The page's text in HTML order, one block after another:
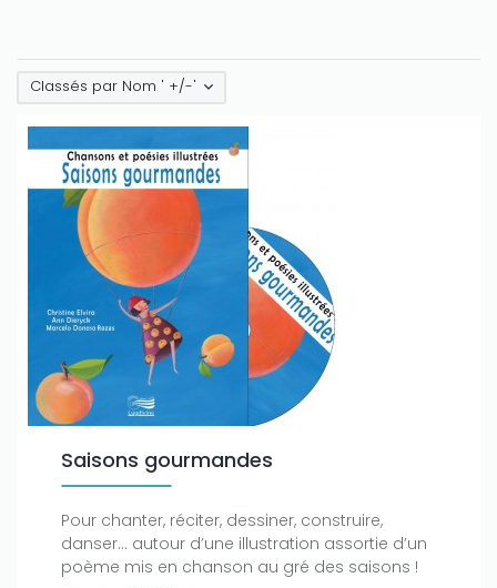
Classés par Nom ' +/-'
Saisons gourmandes
Pour chanter, réciter, dessiner, construire,
danser... autour d’une illustration assortie d’un
poème mis en chanson au gré des saisons !